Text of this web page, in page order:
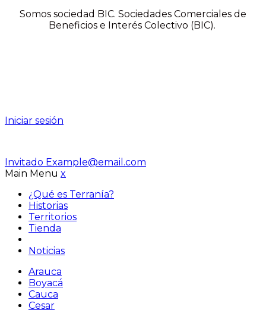
Somos sociedad BIC. Sociedades Comerciales de
Beneficios e Interés Colectivo (BIC).
Iniciar sesión
Invitado Example@email.com
Main Menu x
¿Qué es Terranía?
Historias
Territorios
Tienda
Noticias
Arauca
Boyacá
Cauca
Cesar